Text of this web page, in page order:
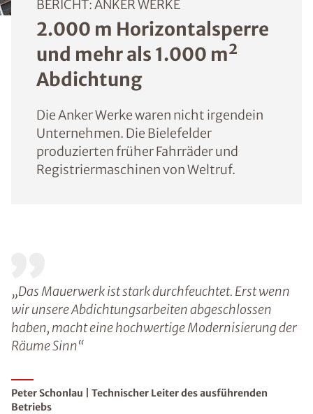
BERICHT: ANKER WERKE
2.000 m Horizontalsperre
und mehr als 1.000 m²
Abdichtung
Die Anker Werke waren nicht irgendein
Unternehmen. Die Bielefelder
produzierten früher Fahrräder und
Registriermaschinen von Weltruf.
„Das Mauerwerk ist stark durchfeuchtet. Erst wenn
wir unsere Abdichtungsarbeiten abgeschlossen
haben, macht eine hochwertige Modernisierung der
Räume Sinn“
Peter Schonlau | Technischer Leiter des ausführenden
Betriebs